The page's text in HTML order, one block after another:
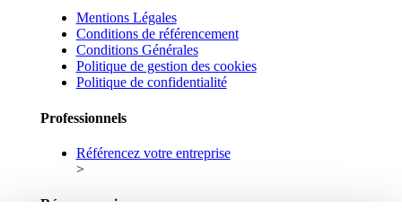
Mentions Légales
Conditions de référencement
Conditions Générales
Politique de gestion des cookies
Politique de confidentialité
Professionnels
Référencez votre entreprise
>
Réseaux sociaux